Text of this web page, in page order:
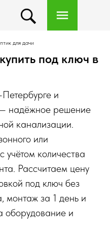
для дачи
под ключ в
и
надёжное решение
канализации.
или
учётом количества
Рассчитаем цену
под ключ без
монтаж за 1 день и
оборудование и